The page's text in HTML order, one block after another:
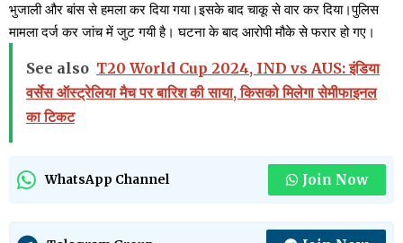
भुजाली और बांस से हमला कर दिया गया।इसके बाद चाकू से वार कर दिया।पुलिस
मामला दर्ज कर जांच में जुट गयी है। घटना के बाद आरोपी मौके से फरार हो गए।
See also T20 World Cup 2024, IND vs AUS: इंडिया
वर्सेस ऑस्ट्रेलिया मैच पर बारिश की साया, किसको मिलेगा सेमीफाइनल
का टिकट
WhatsApp Channel Join Now